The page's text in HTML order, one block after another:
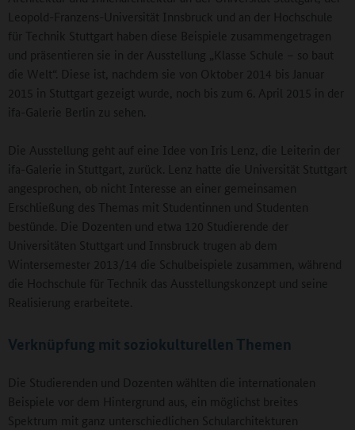
Leopold-Franzens-Universität Innsbruck und an der Hochschule
für Technik Stuttgart haben diese Beispiele zusammengetragen
und präsentieren sie in der Ausstellung „Klasse Schule – so baut
die Welt“. Diese ist, nachdem sie von Oktober 2014 bis Januar
2015 in Stuttgart gezeigt wurde, noch bis zum 6. April 2015 in der
ifa-Galerie Berlin zu sehen.
Die Ausstellung geht auf eine Idee von Iris Lenz, die Leiterin der
ifa-Galerie in Stuttgart, zurück. Lenz hatte die Universität Stuttgart
angesprochen, ob nicht Interesse an einer gemeinsamen
Erschließung des Themas mit Studentinnen und Studenten
bestünde. Die Dozenten und etwa 120 Studierende der
Universitäten Stuttgart und Innsbruck trugen ab dem
Wintersemester 2013/14 die Schulbeispiele zusammen, während
die Hochschule für Technik das Ausstellungskonzept und seine
Realisierung erarbeitete.
Verknüpfung mit soziokulturellen Themen
Die Studierenden und Dozenten wählten die internationalen
Beispiele vor dem Hintergrund aus, ein möglichst breites
Spektrum mit ganz unterschiedlichen Schularchitekturen